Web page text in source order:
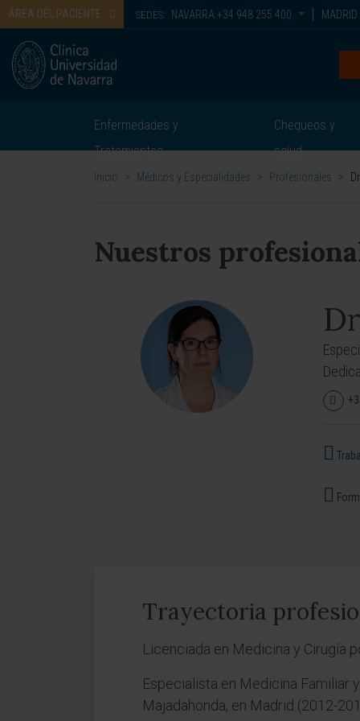
ÁREA DEL PACIENTE SEDES: NAVARRA +34 948 255 400 MADRID
Enfermedades y
Tratamientos
Chequeos y
salud
Inicio > Médicos y Especialidades > Profesionales >
Nuestros
Trayectoria
Licenciada en Medicina y Cirugía
Especialista en Medicina Familiar
Majadahonda, en Madrid (2012-